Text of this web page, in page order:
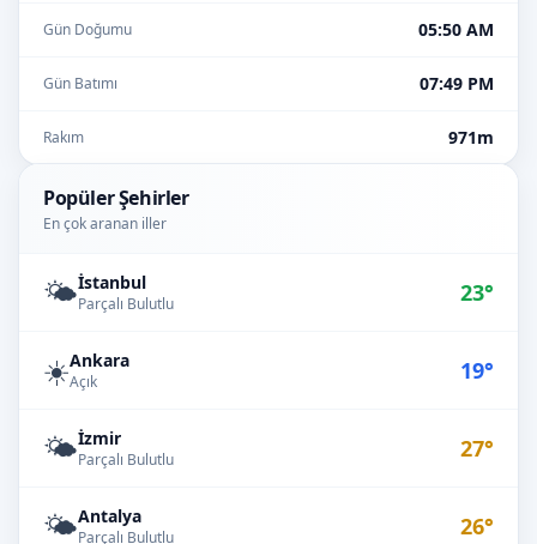
Gün Doğumu 05:50 AM
Gün Batımı 07:49 PM
Rakım 971m
Popüler Şehirler
En çok aranan iller
🌤️İstanbul
Parçalı Bulutlu 23°
☀️Ankara
Açık 19°
🌤️İzmir
Parçalı Bulutlu 27°
🌤️Antalya
Parçalı Bulutlu 26°